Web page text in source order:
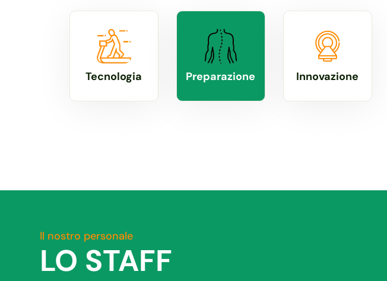
Tecnologia Preparazione Innovazione
Il nostro personale
LO STAFF